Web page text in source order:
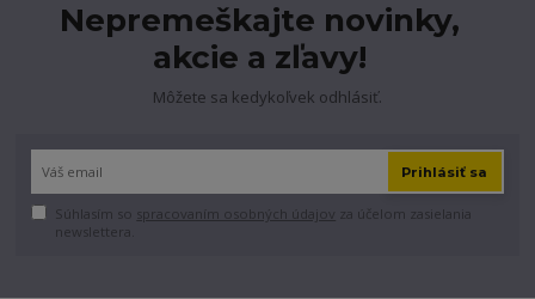
Nepremeškajte novinky,
akcie a zľavy!
Môžete sa kedykoľvek odhlásiť.
Prihlásiť sa
Súhlasím so spracovaním osobných údajov za účelom zasielania
newslettera.